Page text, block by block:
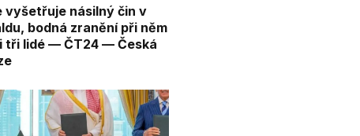
vyšetřuje násilný čin v
bodná zranění při něm
tři lidé — ČT24 — Česká